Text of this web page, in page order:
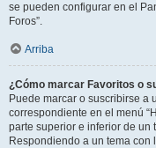
se pueden configurar en el
Foros”.
Arriba
¿Cómo marcar Favoritos o
Puede marcar o suscribirse a
correspondiente en el menú
parte superior e inferior de un
Respondiendo a un tema con